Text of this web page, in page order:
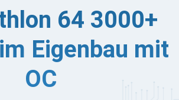
64 3000+
Eigenbau mit
OC